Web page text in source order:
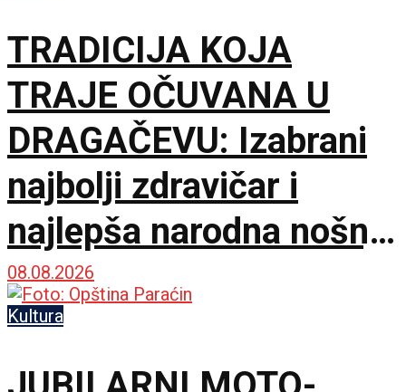
TRADICIJA KOJA
TRAJE OČUVANA U
DRAGAČEVU: Izabrani
najbolji zdravičar i
najlepša narodna nošnja
na 65. Saboru trubača
08.08.2026
Kultura